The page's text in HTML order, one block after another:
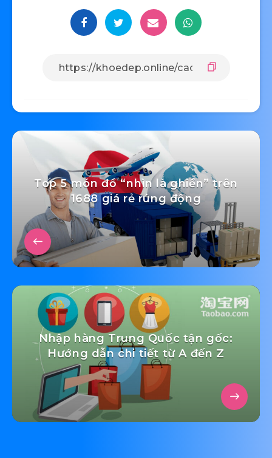
Top 5 món đồ “nhìn là ghiền” trên
1688 giá rẻ rúng động
Nhập hàng Trung Quốc tận gốc:
Hướng dẫn chi tiết từ A đến Z